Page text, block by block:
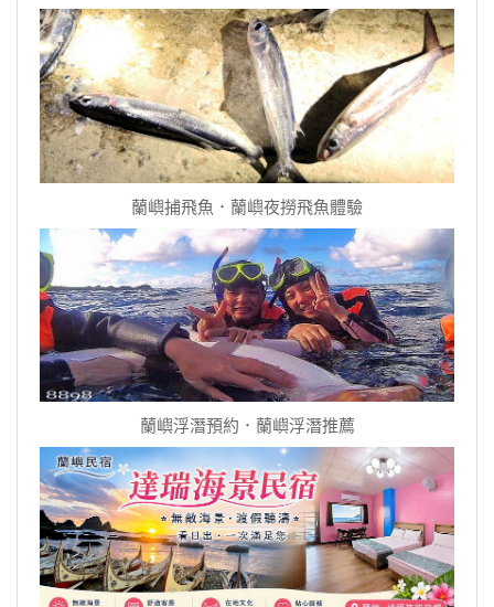
蘭嶼捕飛魚．蘭嶼夜撈飛魚體驗
蘭嶼浮潛預約．蘭嶼浮潛推薦